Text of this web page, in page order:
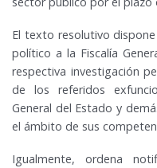
El texto resolutivo
político a la Fiscalía
respectiva investigación
de los referidos
General del Estado y
el ámbito de sus
Igualmente, ordena